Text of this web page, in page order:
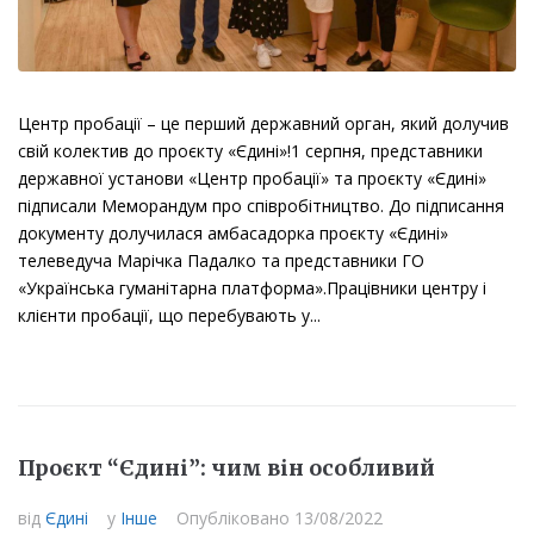
Центр пробації – це перший державний орган, який долучив
свій колектив до проєкту «Єдині»!1 серпня, представники
державної установи «Центр пробації» та проєкту «Єдині»
підписали Меморандум про співробітництво. До підписання
документу долучилася амбасадорка проєкту «Єдині»
телеведуча Марічка Падалко та представники ГО
«Українська гуманітарна платформа».Працівники центру і
клієнти пробації, що перебувають у...
Проєкт “Єдині”: чим він особливий
від Єдині у Інше Опубліковано 13/08/2022
Для тих, хто прагне:
перейти на українську в щоденному спілкуванні;
отримати психологічну підтримку та мотивацію в
процесі переходу на українську.
Учасники отримають:
щоденні завдання та навчальні матеріали;
поради психолога під час переходу;
платформі.
Вхід на платформу
Наступний крок:приєднатися до наших чатів
підтримки уWhatsApp ,Telegram абоViber!
Звеpтаємо вашу увагу, що в чаті ми спілкуємось
укpаїнською мовою.
Приєднатися
Приєднатися
Вхід на платформу
Наступний крок:приєднатися до наших чатів
підтримки уWhatsApp,Telegram абоViber!
Звеpтаємо вашу увагу, що в чаті ми спілкуємось
укpаїнською мовою.
Приєднатися
Приєднатися
Просимо не поширювати ці посилання серед осіб, не